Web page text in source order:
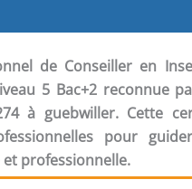
de Conseiller en
5 Bac+2 reconnue
à guebwiller. Cette
pour
et professionnelle.